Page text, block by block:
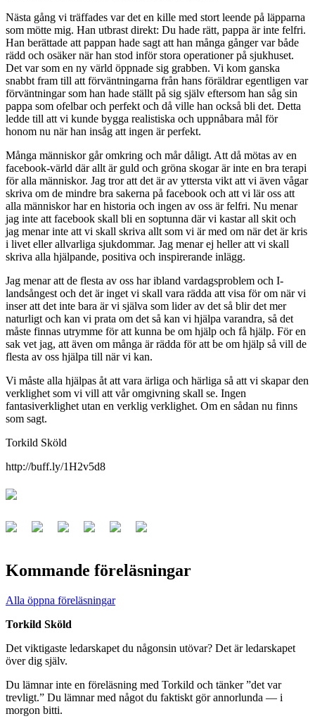
Nästa gång vi träffades var det en kille med stort leende på läpparna
som mötte mig. Han utbrast direkt: Du hade rätt, pappa är inte felfri.
Han berättade att pappan hade sagt att han många gånger var både
rädd och osäker när han stod inför stora operationer på sjukhuset.
Det var som en ny värld öppnade sig grabben. Vi kom ganska
snabbt fram till att förväntningarna från hans föräldrar egentligen var
förväntningar som han hade ställt på sig själv eftersom han såg sin
pappa som ofelbar och perfekt och då ville han också bli det. Detta
ledde till att vi kunde bygga realistiska och uppnåbara mål för
honom nu när han insåg att ingen är perfekt.
Många människor går omkring och mår dåligt. Att då mötas av en
facebook-värld där allt är guld och gröna skogar är inte en bra terapi
för alla människor. Jag tror att det är av yttersta vikt att vi även vågar
skriva om de mindre bra sakerna på facebook och att vi lär oss att
alla människor har en historia och ingen av oss är felfri. Nu menar
jag inte att facebook skall bli en soptunna där vi kastar all skit och
jag menar inte att vi skall skriva allt som vi är med om när det är kris
i livet eller allvarliga sjukdommar. Jag menar ej heller att vi skall
skriva alla hjälpande, positiva och inspirerande inlägg.
Jag menar att de flesta av oss har ibland vardagsproblem och I-
landsångest och det är inget vi skall vara rädda att visa för om när vi
inser att det inte bara är vi själva som lider av det så blir det mer
naturligt och kan vi prata om det så kan vi hjälpa varandra, så det
måste finnas utrymme för att kunna be om hjälp och få hjälp. För en
sak vet jag, att även om många är rädda för att be om hjälp så vill de
flesta av oss hjälpa till när vi kan.
Vi måste alla hjälpas åt att vara ärliga och härliga så att vi skapar den
verklighet som vi vill att vår omgivning skall se. Ingen
fantasiverklighet utan en verklig verklighet. Om en sådan nu finns
som sagt.
Torkild Sköld
http://buff.ly/1H2v5d8
Kommande föreläsningar
Alla öppna föreläsningar
Torkild Sköld
Det viktigaste ledarskapet du någonsin utövar? Det är ledarskapet
över dig själv.
Du lämnar inte en föreläsning med Torkild och tänker ”det var
trevligt.” Du lämnar med något du faktiskt gör annorlunda — i
morgon bitti.